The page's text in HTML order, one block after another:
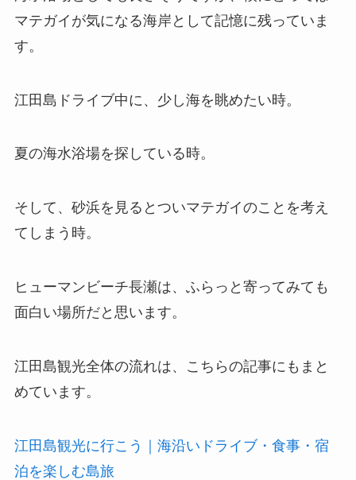
マテガイが気になる海岸として記憶に残っていま
す。
江田島ドライブ中に、少し海を眺めたい時。
夏の海水浴場を探している時。
そして、砂浜を見るとついマテガイのことを考え
てしまう時。
ヒューマンビーチ長瀬は、ふらっと寄ってみても
面白い場所だと思います。
江田島観光全体の流れは、こちらの記事にもまと
めています。
江田島観光に行こう｜海沿いドライブ・食事・宿
泊を楽しむ島旅